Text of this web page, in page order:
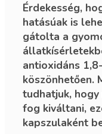
Érdekesség,
hatásúak is
gátolta a
antioxidáns
köszönhetően.
tudhatjuk,
fog kiváltani,
kapszulaként